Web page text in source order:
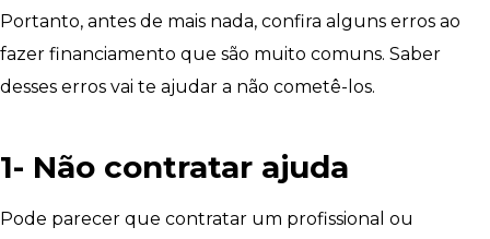
Portanto, antes de mais nada, confira alguns erros ao
fazer financiamento que são muito comuns. Saber
desses erros vai te ajudar a não cometê-los.
1- Não contratar ajuda
Pode parecer que contratar um profissional ou